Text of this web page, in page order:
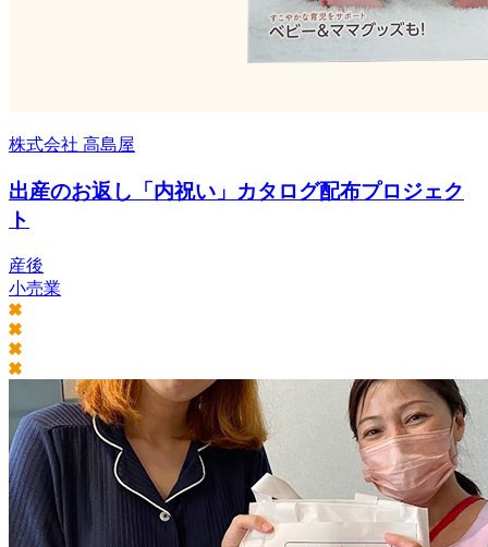
株式会社 高島屋
出産のお返し「内祝い」カタログ配布プロジェク
ト
産後
小売業